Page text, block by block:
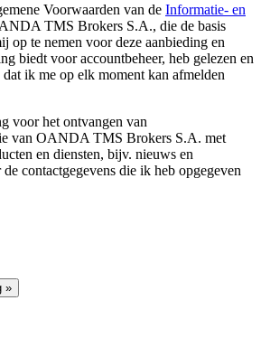
Voorwaarden van de Informatie- en
TMS Brokers S.A., die de basis
op te nemen voor deze aanbieding en
biedt voor accountbeheer, heb gelezen en
ik me op elk moment kan afmelden
voor het ontvangen van
van OANDA TMS Brokers S.A. met
en diensten, bijv. nieuws en
contactgegevens die ik heb opgegeven
»